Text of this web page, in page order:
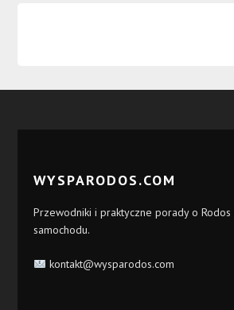
WYSPARODOS.COM
Przewodniki i praktyczne porady o
samochodu.
kontakt@wysparodos.com